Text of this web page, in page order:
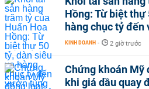
Hồng: Từ biệt thự
hàng chục tỷ
KINH DOANH - 2 giờ trước
Chứng khoán Mỹ
khi giá dầu quay